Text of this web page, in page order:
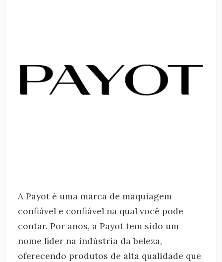
A Payot é uma marca de maquiagem
confiável e confiável na qual você pode
contar. Por anos, a Payot tem sido um
nome líder na indústria da beleza,
oferecendo produtos de alta qualidade que